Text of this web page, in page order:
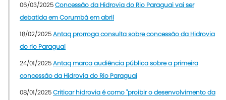
06/03/2025Concessão da Hidrovia do Rio Paraguai vai ser
debatida em Corumbá em abril
18/02/2025Antaq prorroga consulta sobre concessão da Hidrovia
do rio Paraguai
24/01/2025Antaq marca audiência pública sobre a primeira
concessão da Hidrovia do Rio Paraguai
08/01/2025Criticar hidrovia é como "proibir o desenvolvimento da